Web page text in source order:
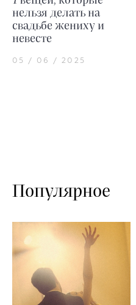
нельзя делать на
свадьбе жениху и
невесте
05 / 06 / 2025
Популярное